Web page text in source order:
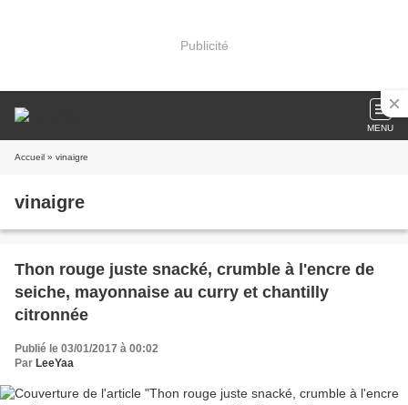
Publicité
MENU
Accueil » vinaigre
vinaigre
Thon rouge juste snacké, crumble à l'encre de
seiche, mayonnaise au curry et chantilly
citronnée
Publié le 03/01/2017 à 00:02
Par LeeYaa